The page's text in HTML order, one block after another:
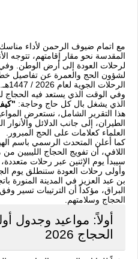
مع اتمام ضيوف الرحمن لأداء مناسك
المقدسة نحو مقار إقامتهم، تتوجه
لرحلات العودة إلى أرض الوطن. وفي
لشؤون الحج والعمرة عن تفاصيل
الرحلات الجوية لعام 2026 / 1447هـ.
وفي الوقت الذي يستعد فيه الحجاج
الذي يشغل بال كل حاج وحاجة:
هذا التقرير الشامل، نستعرض
الطيران، إلى جانب الدلائل والأنوار
العلماء كعلامات على الحج المبرور.
كما أعلن المتحدث الرسمي باسم
اللافي، أن تفويج الحجاج الليبيين
سيبدأ يوم الإثنين عبر رحلات
وأولى رحلات العودة ستنطلق يوم
بن عبد العزيز في المدينة المنورة
البراق، مؤكداً أن الترتيبات تسير
الحجاج وسلامتهم.
أولاً: مواعيد وجدول
الحجاج 2026